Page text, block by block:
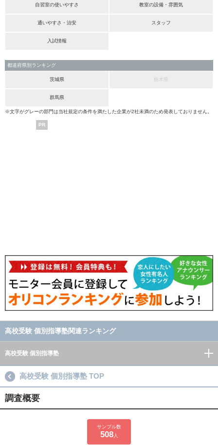
自習室の使いやすさ 教室の設備・雰囲気
通いやすさ・治安 スタッフ
入試情報
都道府県別ランキング
茨城県 栃木県
群馬県
※文字がグレーの部門は当社規定の条件を満たした企業が2社未満のため発表しておりません。
PR
高校受験 個別指導塾関連ランキング
高校受験 個別指導塾
高校受験 個別指導塾 TOP
調査概要
サンプル数
508人